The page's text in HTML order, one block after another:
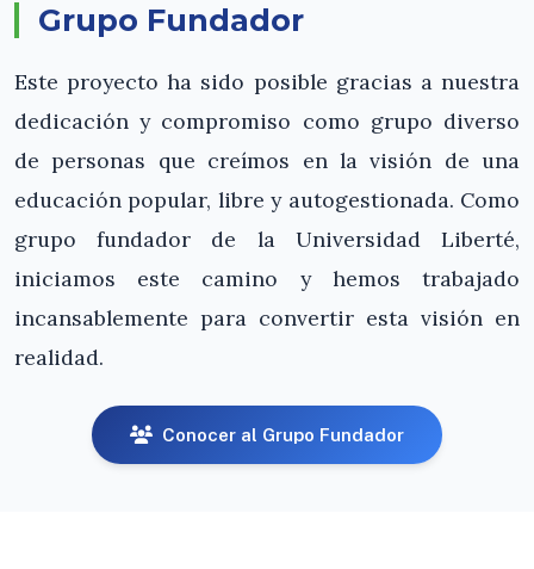
Grupo Fundador
Este proyecto ha sido posible gracias a nuestra
dedicación y compromiso como grupo diverso
de personas que creímos en la visión de una
educación popular, libre y autogestionada. Como
grupo fundador de la Universidad Liberté,
iniciamos este camino y hemos trabajado
incansablemente para convertir esta visión en
realidad.
Conocer al Grupo Fundador